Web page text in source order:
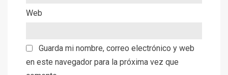
Web
Guarda mi nombre, correo electrónico y web
en este navegador para la próxima vez que